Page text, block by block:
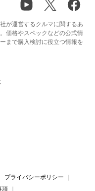
が運営するクルマに関するあ
価格やスペックなどの公式情
まで購入検討に役立つ情報を
プライバシーポリシー
項